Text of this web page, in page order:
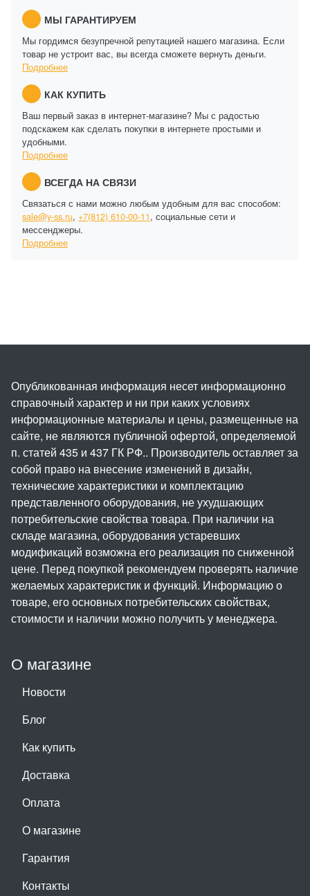
МЫ ГАРАНТИРУЕМ
Мы гордимся безупречной репутацией нашего магазина. Если
товар не устроит вас, вы всегда сможете вернуть деньги.
Подробнее
КАК КУПИТЬ
Ваш первый заказ в интернет-магазине? Мы с радостью
подскажем как сделать покупки в интернете простыми и
удобными.
Подробнее
ВСЕГДА НА СВЯЗИ
Связаться с нами можно любым удобным для вас способом:
sale@y-ss.ru, +7(812) 610-00-11, социальные сети и
мессенджеры.
Подробнее
О магазине
Новости
Блог
Как купить
Доставка
Оплата
О магазине
Гарантия
Контакты
Опубликованная информация несет информационно
справочный характер и ни при каких условиях
информационные материалы и цены, размещенные на
сайте, не являются публичной офертой, определяемой
п. статей 435 и 437 ГК РФ.. Производитель оставляет за
собой право на внесение изменений в дизайн,
технические характеристики и комплектацию
представленного оборудования, не ухудшающих
потребительские свойства товара. При наличии на
складе магазина, оборудования устаревших
модификаций возможна его реализация по сниженной
цене. Перед покупкой рекомендуем проверять наличие
желаемых характеристик и функций. Информацию о
товаре, его основных потребительских свойствах,
стоимости и наличии можно получить у менеджера.